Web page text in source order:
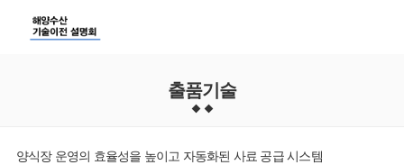
출품기술
양식장 운영의 효율성을 높이고 자동화된 사료 공급 시스템